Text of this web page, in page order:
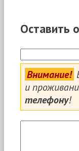
Оставить
Внимание!
и
телефону!